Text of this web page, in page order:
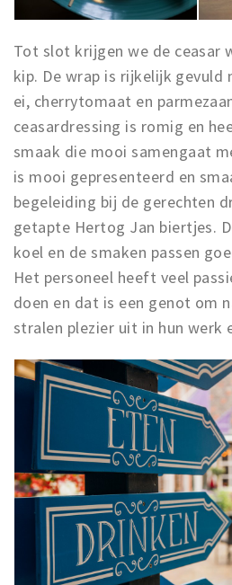
Tot slot krijgen we de ceasar
kip. De wrap is rijkelijk
ei, cherrytomaat en
ceasardressing is romig en
smaak die mooi samengaat
is mooi gepresenteerd en
begeleiding bij de gerechten
getapte Hertog Jan biertjes.
koel en de smaken passen
Het personeel heeft veel
doen en dat is een genot om
stralen plezier uit in hun werk